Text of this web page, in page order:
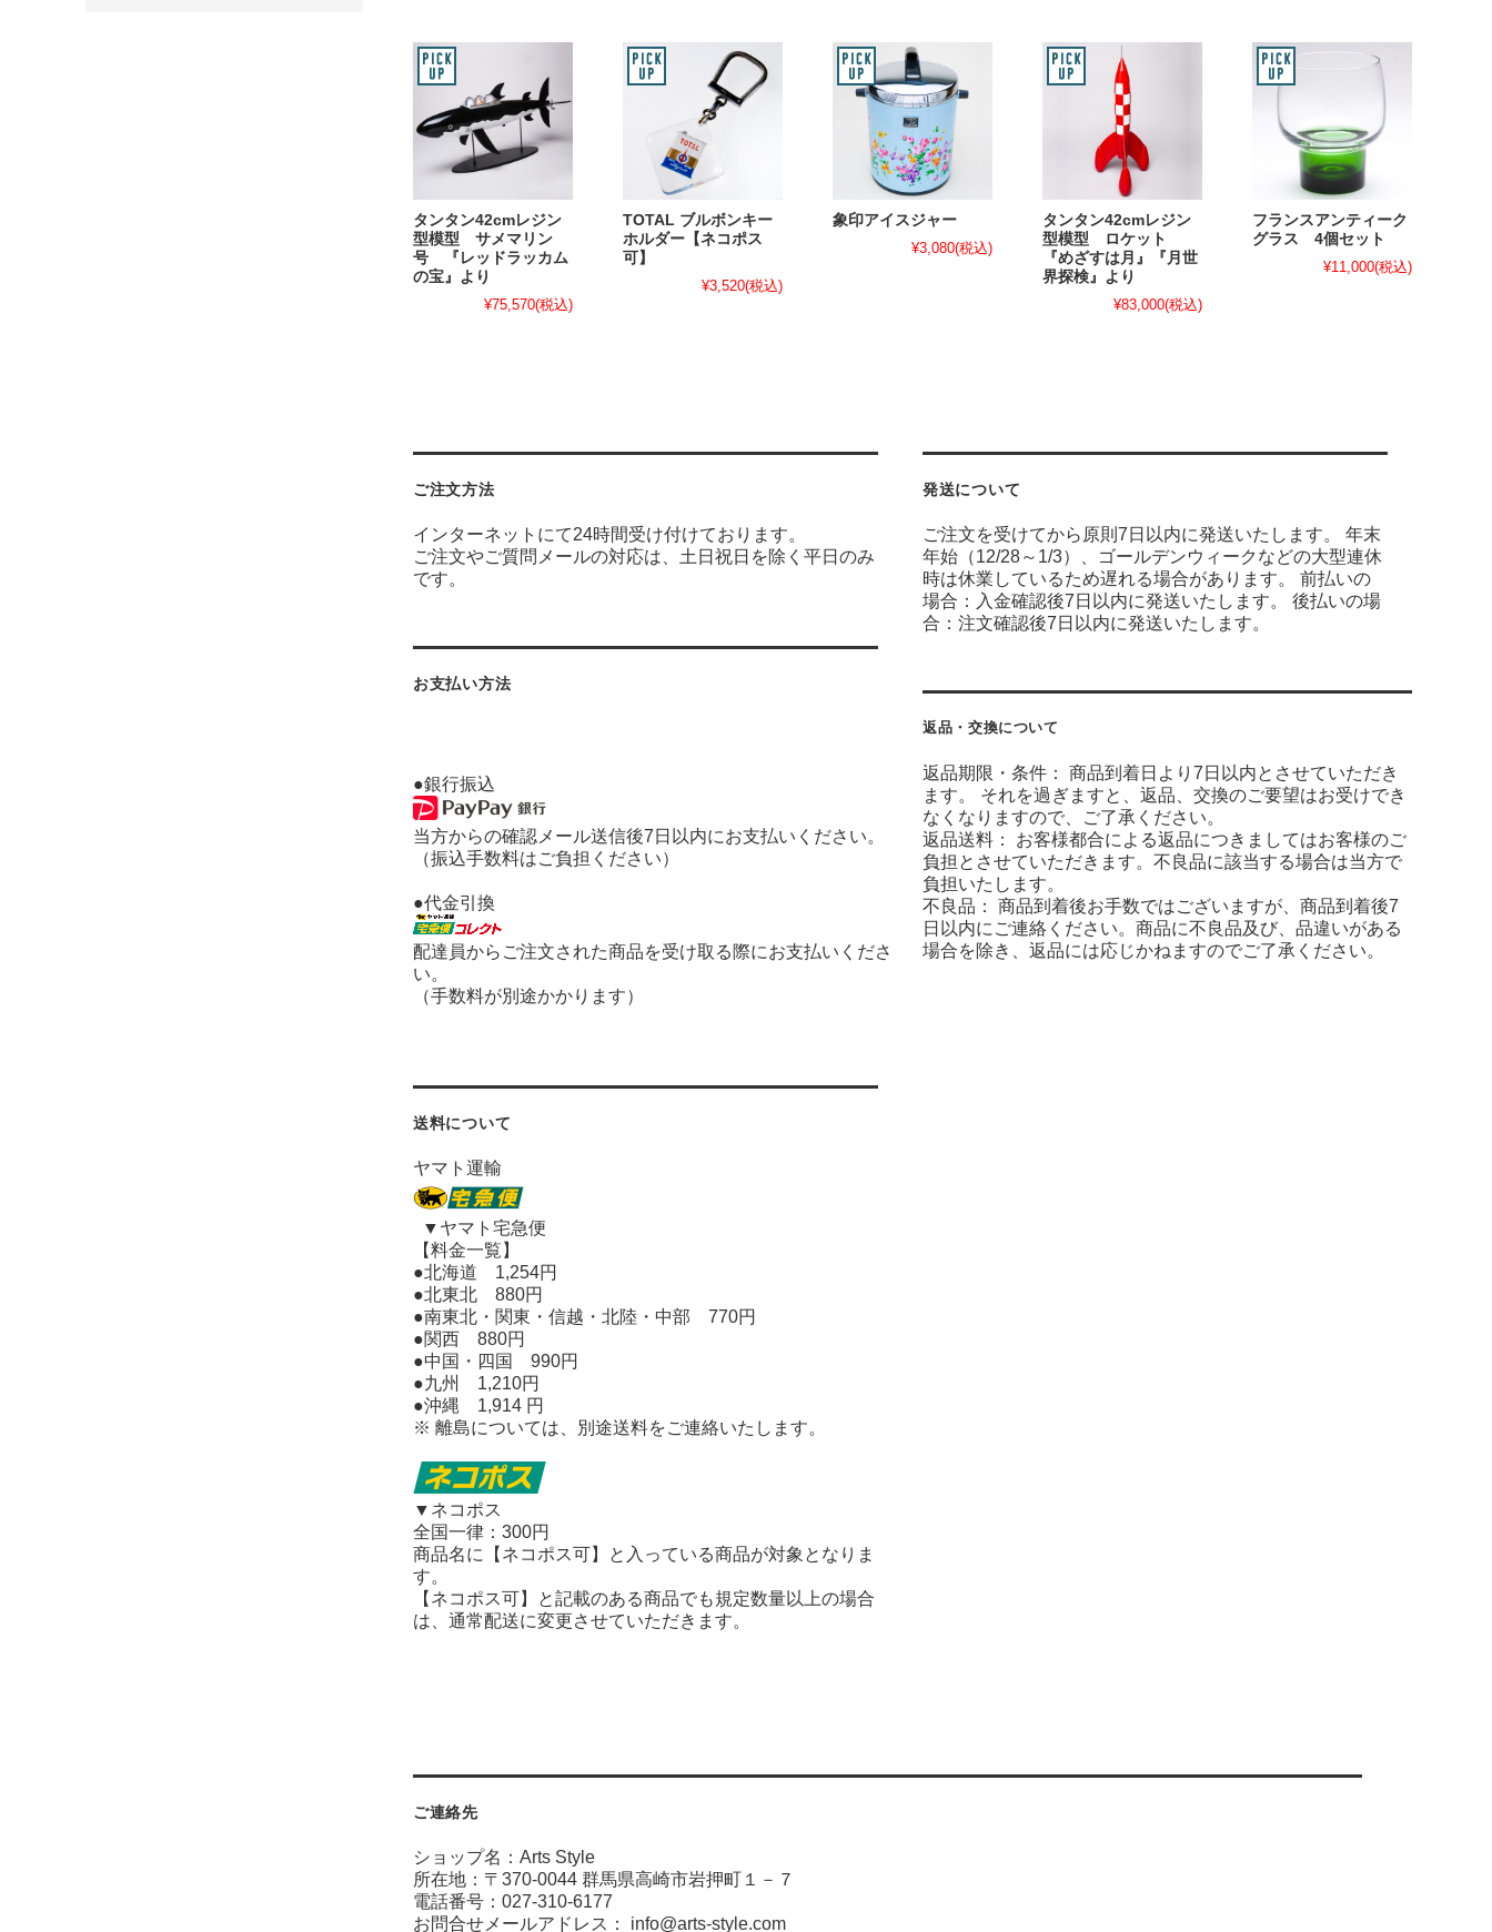
タンタン42cmレジン
型模型 サメマリン
号 『レッドラッカム
の宝』より
¥75,570(税込)
TOTAL ブルボンキー
ホルダー【ネコポス
可】
¥3,520(税込)
象印アイスジャー
¥3,080(税込)
タンタン42cmレジン
型模型 ロケット
『めざすは月』『月世
界探検』より
¥83,000(税込)
フランスアンティーク
グラス 4個セット
¥11,000(税込)
ご注文方法
インターネットにて24時間受け付けております。
ご注文やご質問メールの対応は、土日祝日を除く平日のみ
です。
お支払い方法
●銀行振込
当方からの確認メール送信後7日以内にお支払いください。
（振込手数料はご負担ください）
●代金引換
配達員からご注文された商品を受け取る際にお支払いくださ
い。
（手数料が別途かかります）
送料について
ヤマト運輸
▼ヤマト宅急便
【料金一覧】
●北海道 1,254円
●北東北 880円
●南東北・関東・信越・北陸・中部 770円
●関西 880円
●中国・四国 990円
●九州 1,210円
●沖縄 1,914 円
※ 離島については、別途送料をご連絡いたします。
▼ネコポス
全国一律：300円
商品名に【ネコポス可】と入っている商品が対象となりま
す。
【ネコポス可】と記載のある商品でも規定数量以上の場合
は、通常配送に変更させていただきます。
発送について
ご注文を受けてから原則7日以内に発送いたします。 年末
年始（12/28～1/3）、ゴールデンウィークなどの大型連休
時は休業しているため遅れる場合があります。 前払いの
場合：入金確認後7日以内に発送いたします。 後払いの場
合：注文確認後7日以内に発送いたします。
返品・交換について
返品期限・条件： 商品到着日より7日以内とさせていただき
ます。 それを過ぎますと、返品、交換のご要望はお受けでき
なくなりますので、ご了承ください。
返品送料： お客様都合による返品につきましてはお客様のご
負担とさせていただきます。不良品に該当する場合は当方で
負担いたします。
不良品： 商品到着後お手数ではございますが、商品到着後7
日以内にご連絡ください。商品に不良品及び、品違いがある
場合を除き、返品には応じかねますのでご了承ください。
ご連絡先
ショップ名：Arts Style
所在地：〒370-0044 群馬県高崎市岩押町１－７
電話番号：027-310-6177
お問合せメールアドレス： info@arts-style.com